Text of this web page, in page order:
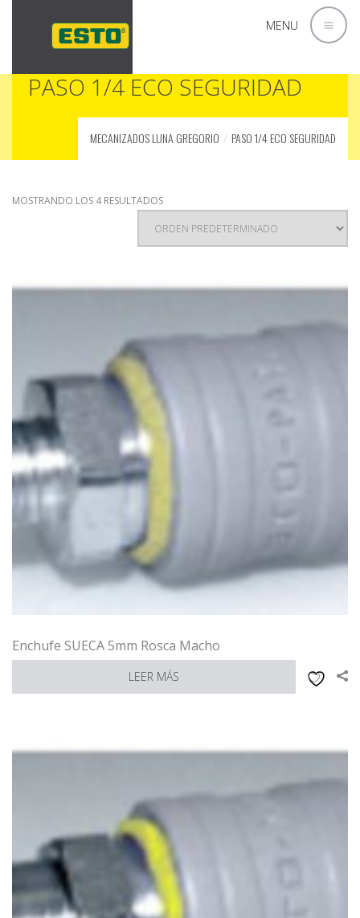
MENU
PASO 1/4 ECO SEGURIDAD
MECANIZADOS LUNA GREGORIO PASO 1/4 ECO SEGURIDAD
MOSTRANDO LOS 4 RESULTADOS
Enchufe SUECA 5mm Rosca Macho
LEER MÁS